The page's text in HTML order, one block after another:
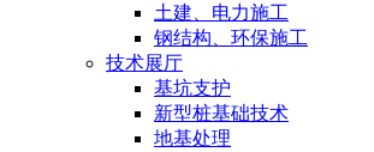
土建、电力施工
钢结构、环保施工
技术展厅
基坑支护
新型桩基础技术
地基处理